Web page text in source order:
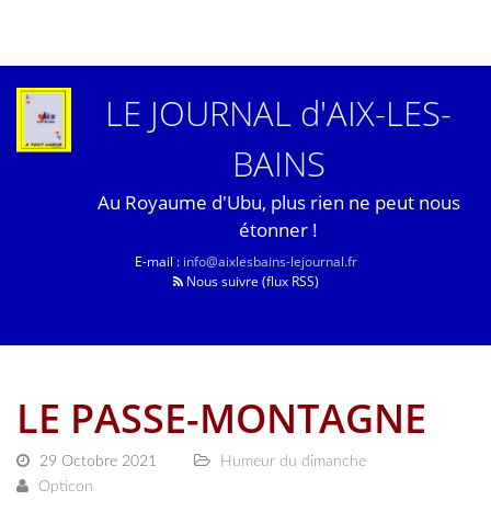
LE JOURNAL d'AIX-LES-
BAINS
Au Royaume d'Ubu, plus rien ne peut nous
étonner !
E-mail : info@aixlesbains-lejournal.fr
Nous suivre (flux RSS)
LE PASSE-MONTAGNE
29 Octobre 2021
Humeur du dimanche
Opticon